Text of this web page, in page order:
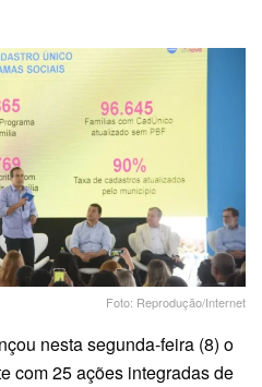
Foto: Reprodução/Internet
nesta segunda-feira (8) o
com 25 ações integradas de